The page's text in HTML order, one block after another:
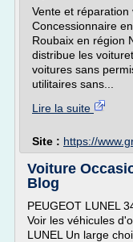
Vente et
Concessionnaire
Roubaix en région
distribue les
voitures sans
utilitaires sans...
Lire la suite
Site : https://
Voiture
Blog
PEUGEOT LUNEL
Voir les véhicules
LUNEL Un large